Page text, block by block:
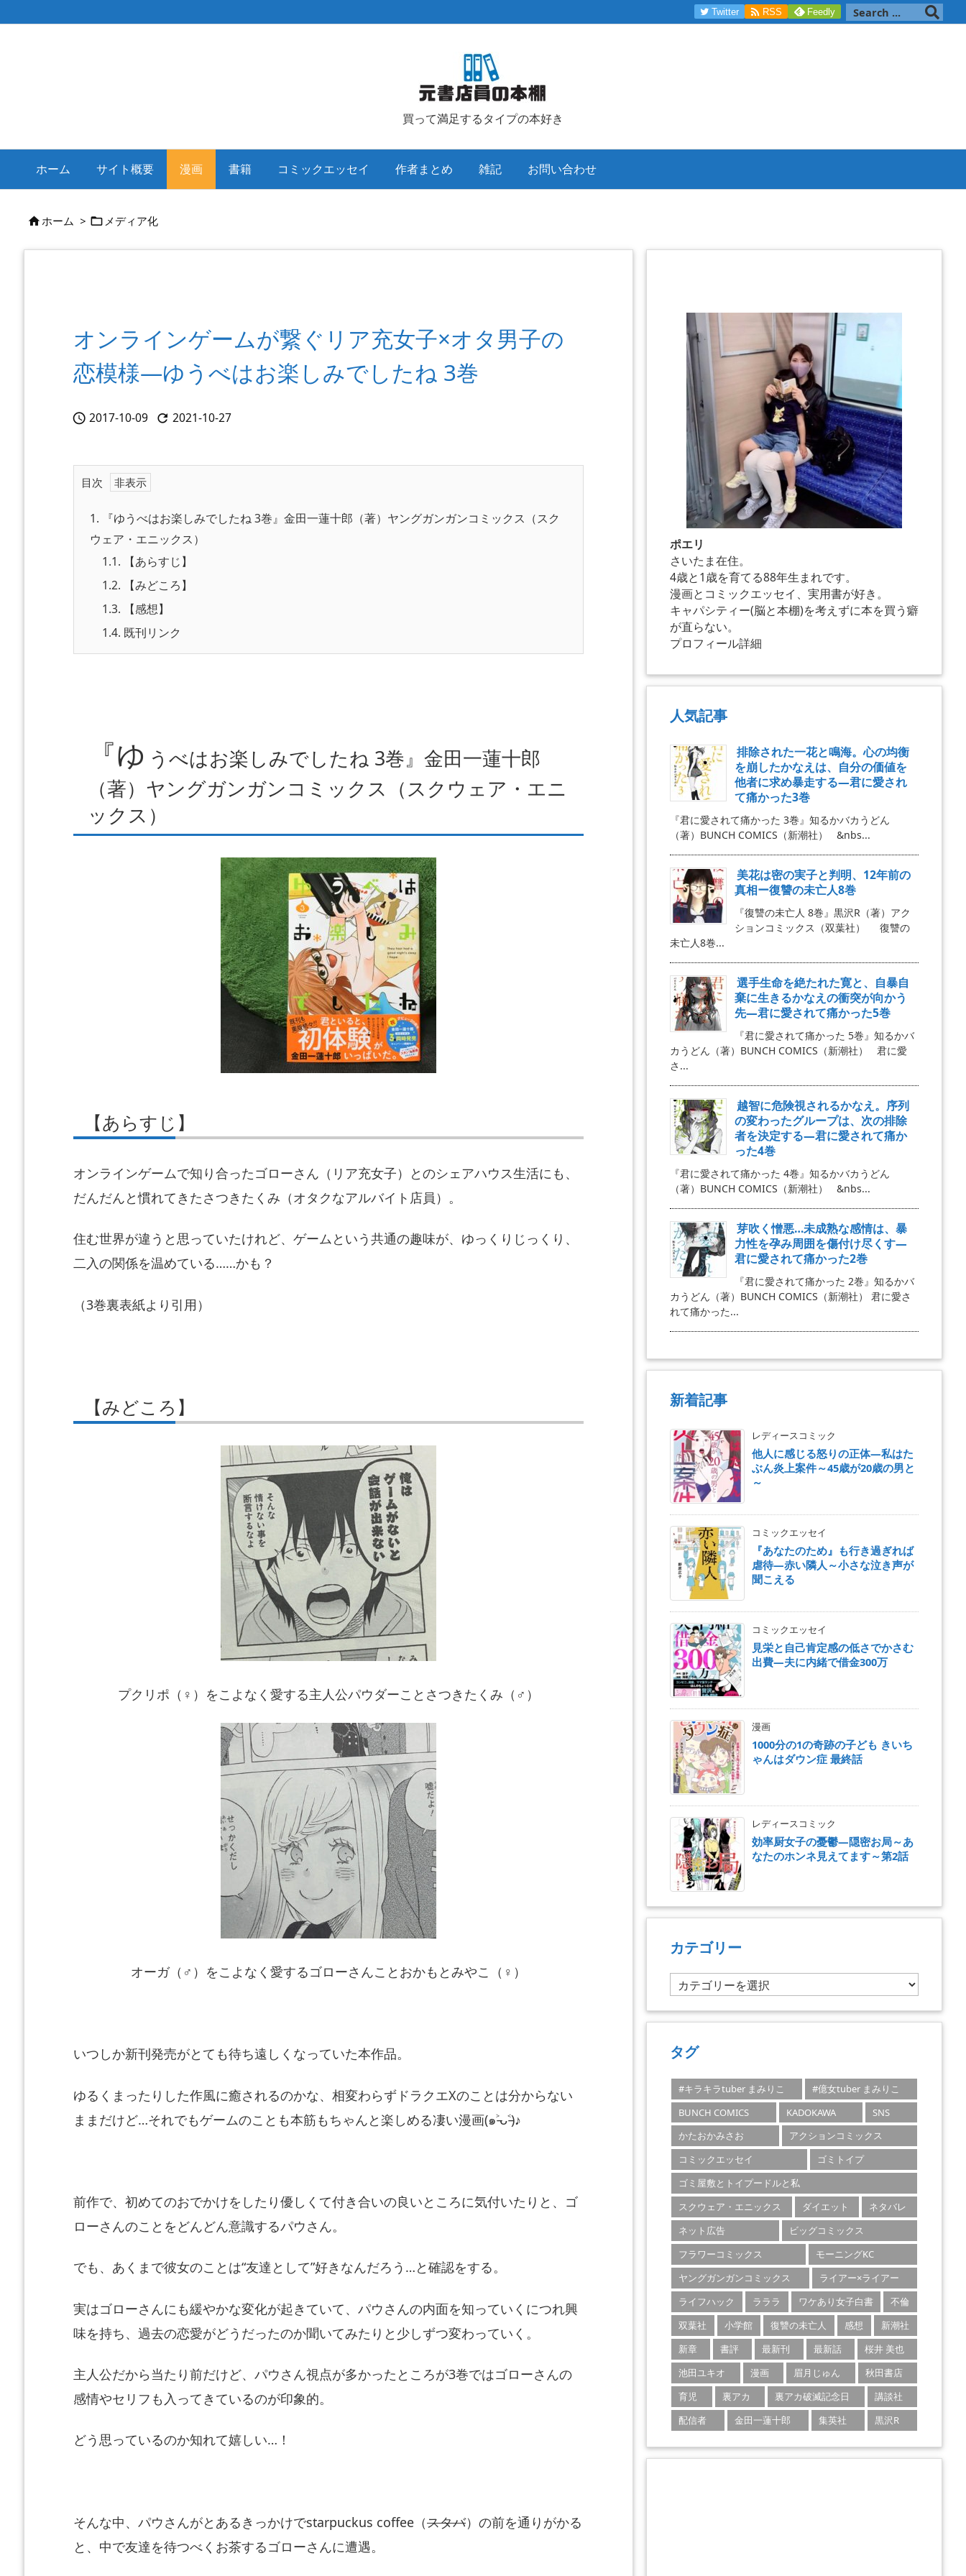
買って満足するタイプの本好き
ホーム サイト概要 漫画 書籍 コミックエッセイ 作者まとめ 雑記 お問い合わせ
Twitter  RSS Feedly
ホーム >  メディア化
オンラインゲームが繋ぐリア充女子×オタ男子の
恋模様―ゆうべはお楽しみでしたね 3巻
 2017-10-09  2021-10-27
目次
1. 『ゆうべはお楽しみでしたね 3巻』金田一蓮十郎（著）ヤングガンガンコミックス（スク
ウェア・エニックス）
1.1. 【あらすじ】
1.2. 【みどころ】
1.3. 【感想】
1.4. 既刊リンク
『ゆ うべはお楽しみでしたね 3巻』金田一蓮十郎
（著）ヤングガンガンコミックス（スクウェア・エニ
ックス ）
【あらすじ】
オンラインゲームで知り合ったゴローさん（リア充女子） とのシェアハウス生活にも、
だんだんと慣れてきたさつきたくみ（オタクなアルバイト店員）。
住む世界が違うと思っていたけれど、ゲームという共通の趣味が、 ゆっくりじっくり、
二入の関係を温めている……かも？
（3巻裏表紙より引用）
【みどころ】
プクリポ（♀） をこよなく愛する主人公パウダーことさつきたくみ（♂）
オーガ（♂）をこよなく愛するゴローさんことおかもとみやこ（♀ ）
いつしか新刊発売がとても待ち遠しくなっていた本作品。
ゆるくまったりした作風に癒されるのかな、相変わらずドラクエXのことは分からない
ままだけど…それでもゲームのことも本筋もちゃんと楽しめる凄い漫画(๑˃̵ᴗ˂̵)♪
前作で、 初めてのおでかけをしたり優しくて付き合いの良いところに気付いたりと、ゴ
ローさんのことをどんどん意識するパウさん。
でも、あくまで彼女のことは“友達として”好きなんだろう…と確認をする。
実はゴローさんにも緩やかな変化が起きていて、 パウさんの内面を知っていくにつれ興
味を持ち、 過去の恋愛がどうだったのか聞いてみたりと少しずつ変わっていく 。
主人公だから当たり前だけど、パウさん視点が多かったところが3巻ではゴローさんの
感情やセリフも入ってきているのが印象的。
どう思っているのか知れて嬉しい…！
そんな中、パウさんがとあるきっかけでstarpuckus coffee（スタバ）の前を通りがかる
と、 中で友達を待つべくお茶するゴローさんに遭遇。
ポエリ
さいたま在住。
4歳と1歳を育てる88年生まれです。
漫画とコミックエッセイ、実用書が好き。
キャパシティー(脳と本棚)を考えずに本を買う癖
が直らない。
プロフィール詳細
人気記事
排除された一花と鳴海。心の均衡
を崩したかなえは、自分の価値を
他者に求め暴走する―君に愛され
て痛かった3巻
『君に愛されて痛かった 3巻』知るかバカうどん
（著）BUNCH COMICS（新潮社） &nbs...
美花は密の実子と判明、12年前の
真相ー復讐の未亡人8巻
『復讐の未亡人 8巻』黒沢R（著）アク
ションコミックス（双葉社） 復讐の
未亡人8巻...
選手生命を絶たれた寛と、自暴自
棄に生きるかなえの衝突が向かう
先―君に愛されて痛かった5巻
『君に愛されて痛かった 5巻』知るかバ
カうどん（著）BUNCH COMICS（新潮社） 君に愛
さ...
越智に危険視されるかなえ。序列
の変わったグループは、次の排除
者を決定する―君に愛されて痛か
った4巻
『君に愛されて痛かった 4巻』知るかバカうどん
（著）BUNCH COMICS（新潮社） &nbs...
芽吹く憎悪…未成熟な感情は、暴
力性を孕み周囲を傷付け尽くす―
君に愛されて痛かった2巻
『君に愛されて痛かった 2巻』知るかバ
カうどん（著）BUNCH COMICS（新潮社） 君に愛さ
れて痛かった...
新着記事
レディースコミック
他人に感じる怒りの正体―私はた
ぶん炎上案件～45歳が20歳の男と
～
コミックエッセイ
『あなたのため』も行き過ぎれば
虐待―赤い隣人～小さな泣き声が
聞こえる
コミックエッセイ
見栄と自己肯定感の低さでかさむ
出費―夫に内緒で借金300万
漫画
1000分の1の奇跡の子ども きいち
ゃんはダウン症 最終話
レディースコミック
効率厨女子の憂鬱―隠密お局～あ
なたのホンネ見えてます～第2話
カテゴリー
カ
テ
ゴ
ー
タグ
#キラキラtuber まみりこ
#億女tuber まみりこ
BUNCH COMICS
KADOKAWA
SNS
かたおかみさお
アクションコミックス
コミックエッセイ
ゴミトイプ
ゴミ屋敷とトイプードルと私
スクウェア・エニックス
ダイエット
ネタバレ
ネット広告
ビッグコミックス
フラワーコミックス
モーニングKC
ヤングガンガンコミックス
ライアー×ライアー
ライフハック
ラララ ワケあり女子白書
不倫
双葉社
小学館 復讐の未亡人 感想
新潮社
新章
書評 最新刊 最新話
桜井 美也
池田ユキオ
漫画 眉月じゅん
秋田書店
育児
裏アカ 裏アカ破滅記念日
講談社
配信者
金田一蓮十郎 集英社 黒沢R